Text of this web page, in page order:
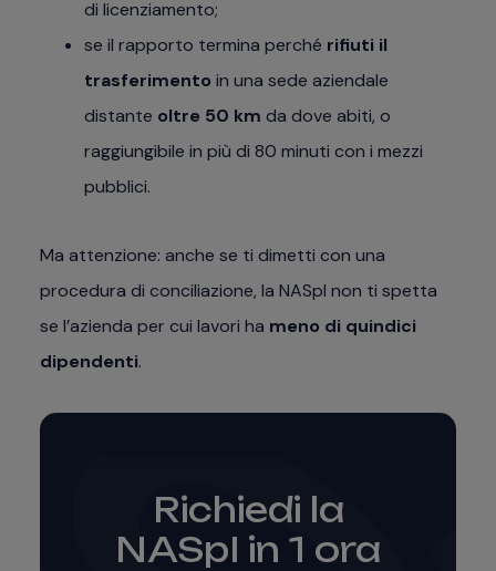
di licenziamento;
se il rapporto termina perché rifiuti il
trasferimento in una sede aziendale
distante oltre 50 km da dove abiti, o
raggiungibile in più di 80 minuti con i mezzi
pubblici.
Ma attenzione: anche se ti dimetti con una
procedura di conciliazione, la NASpI non ti spetta
se l’azienda per cui lavori ha meno di quindici
dipendenti.
Richiedi la
NASpI in 1 ora